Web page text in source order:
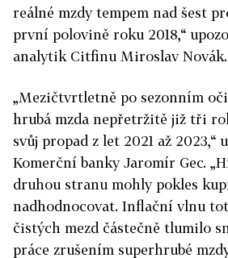
reálné mzdy tempem nad šest
první polovině roku 2018,“
analytik Citfinu Miroslav Novák.
„Mezičtvrtletně po sezonním
hrubá mzda nepřetržitě již tři
svůj propad z let 2021 až 2023,“
Komerční banky Jaromír Gec.
druhou stranu mohly pokles
nadhodnocovat. Inflační vlnu
čistých mezd částečně tlumilo
práce zrušením superhrubé